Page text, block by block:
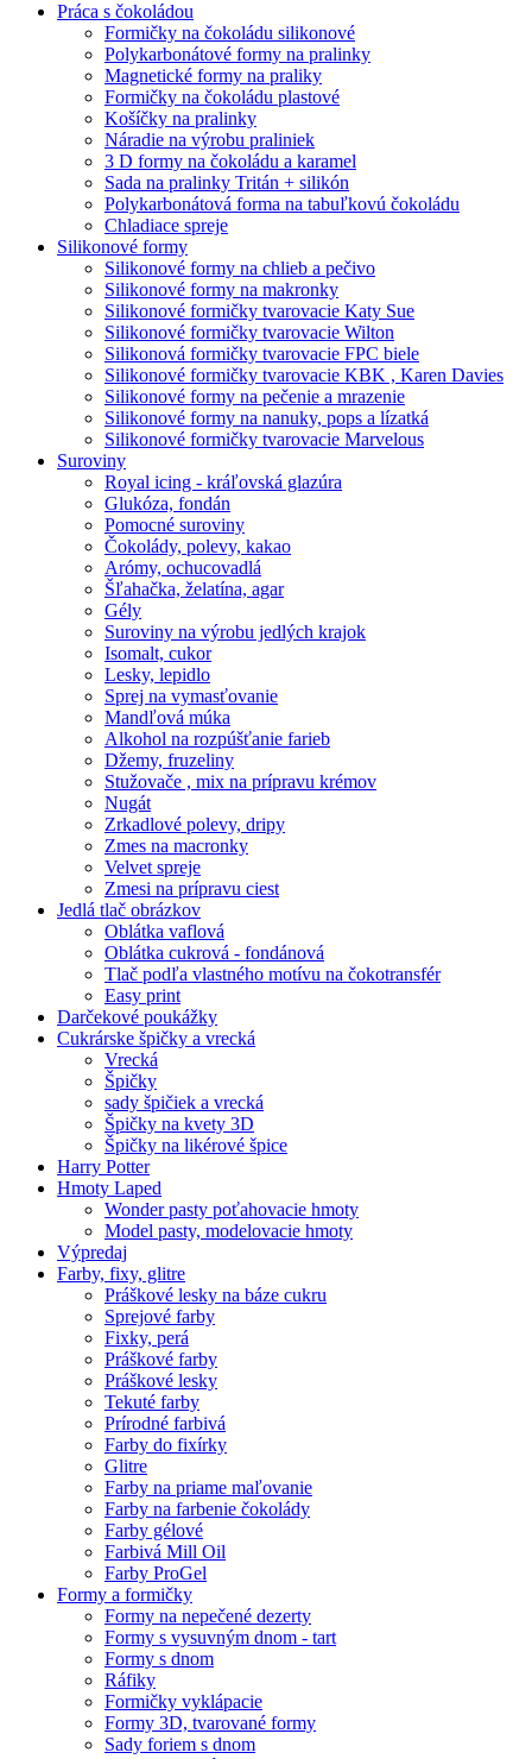
Práca s čokoládou
Formičky na čokoládu silikonové
Polykarbonátové formy na pralinky
Magnetické formy na praliky
Formičky na čokoládu plastové
Košíčky na pralinky
Náradie na výrobu praliniek
3 D formy na čokoládu a karamel
Sada na pralinky Tritán + silikón
Polykarbonátová forma na tabuľkovú čokoládu
Chladiace spreje
Silikonové formy
Silikonové formy na chlieb a pečivo
Silikonové formy na makronky
Silikonové formičky tvarovacie Katy Sue
Silikonové formičky tvarovacie Wilton
Silikonová formičky tvarovacie FPC biele
Silikonové formičky tvarovacie KBK , Karen Davies
Silikonové formy na pečenie a mrazenie
Silikonové formy na nanuky, pops a lízatká
Silikonové formičky tvarovacie Marvelous
Suroviny
Royal icing - kráľovská glazúra
Glukóza, fondán
Pomocné suroviny
Čokolády, polevy, kakao
Arómy, ochucovadlá
Šľahačka, želatína, agar
Gély
Suroviny na výrobu jedlých krajok
Isomalt, cukor
Lesky, lepidlo
Sprej na vymasťovanie
Mandľová múka
Alkohol na rozpúšťanie farieb
Džemy, fruzeliny
Stužovače , mix na prípravu krémov
Nugát
Zrkadlové polevy, dripy
Zmes na macronky
Velvet spreje
Zmesi na prípravu ciest
Jedlá tlač obrázkov
Oblátka vaflová
Oblátka cukrová - fondánová
Tlač podľa vlastného motívu na čokotransfér
Easy print
Darčekové poukážky
Cukrárske špičky a vrecká
Vrecká
Špičky
sady špičiek a vrecká
Špičky na kvety 3D
Špičky na likérové špice
Harry Potter
Hmoty Laped
Wonder pasty poťahovacie hmoty
Model pasty, modelovacie hmoty
Výpredaj
Farby, fixy, glitre
Práškové lesky na báze cukru
Sprejové farby
Fixky, perá
Práškové farby
Práškové lesky
Tekuté farby
Prírodné farbivá
Farby do fixírky
Glitre
Farby na priame maľovanie
Farby na farbenie čokolády
Farby gélové
Farbivá Mill Oil
Farby ProGel
Formy a formičky
Formy na nepečené dezerty
Formy s vysuvným dnom - tart
Formy s dnom
Ráfiky
Formičky vyklápacie
Formy 3D, tvarované formy
Sady foriem s dnom